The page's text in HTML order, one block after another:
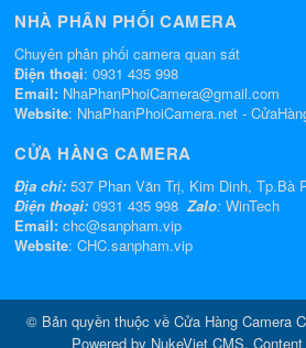
NHÀ PHÂN PHỐI CAMERA
Chuyên phân phối camera quan sát
Điện thoại: 0931 435 998
Email: NhaPhanPhoiCamera@gmail.com
Website: NhaPhanPhoiCamera.net -
CỬA HÀNG CAMERA
Địa chỉ: 537 Phan Văn Trị, Kim Dinh, Tp.Bà
Điện thoại: 0931 435 998 Zalo: WinTech
Email: chc@sanpham.vip
Website: CHC.sanpham.vip
© Bản quyền thuộc về Cửa Hàng Camera
Powered by NukeViet CMS.